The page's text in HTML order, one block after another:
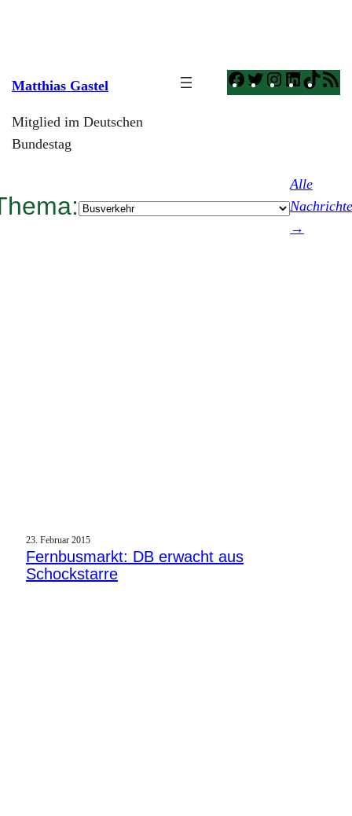
Matthias Gastel
Mitglied im Deutschen
Bundestag
Facebook
TwitterInstagram
Kategorien
Alle
→
23. Februar 2015
Fernbusmarkt: DB erwacht aus
Schockstarre